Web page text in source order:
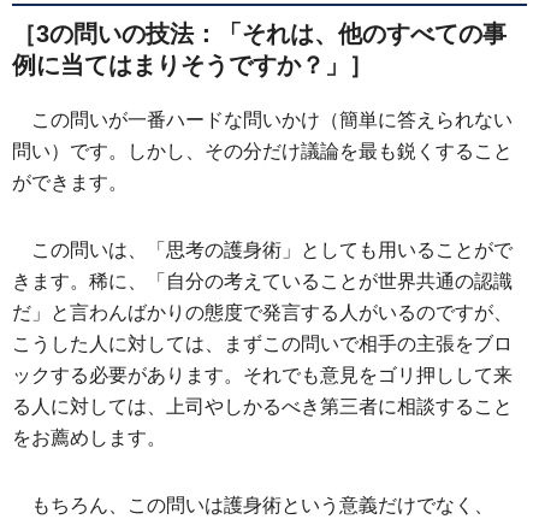
［3の問いの技法：「それは、他のすべての事
例に当てはまりそうですか？」］
この問いが一番ハードな問いかけ（簡単に答えられない
問い）です。しかし、その分だけ議論を最も鋭くすること
ができます。
この問いは、「思考の護身術」としても用いることがで
きます。稀に、「自分の考えていることが世界共通の認識
だ」と言わんばかりの態度で発言する人がいるのですが、
こうした人に対しては、まずこの問いで相手の主張をブロ
ックする必要があります。それでも意見をゴリ押しして来
る人に対しては、上司やしかるべき第三者に相談すること
をお薦めします。
もちろん、この問いは護身術という意義だけでなく、